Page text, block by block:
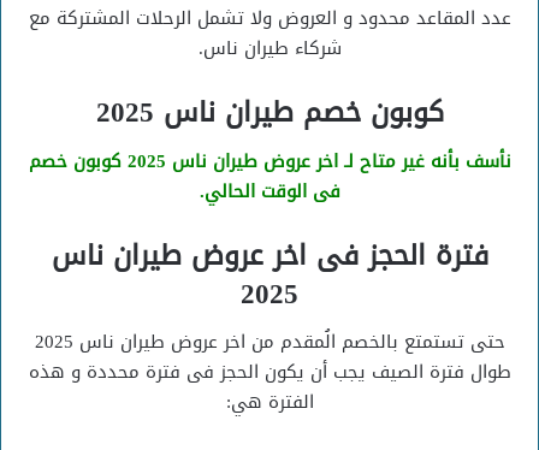
عدد المقاعد محدود و العروض ولا تشمل الرحلات المشتركة مع
شركاء طيران ناس.
كوبون خصم طيران ناس 2025
نأسف بأنه غير متاح لـ اخر عروض طيران ناس 2025 كوبون خصم
فى الوقت الحالي.
فترة الحجز فى اخر عروض طيران ناس
2025
حتى تستمتع بالخصم الُمقدم من اخر عروض طيران ناس 2025
طوال فترة الصيف يجب أن يكون الحجز فى فترة محددة و هذه
الفترة هي: